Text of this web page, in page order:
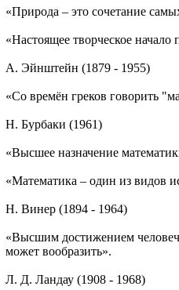
«Природа – это сочетание
«Настоящее творческое
А. Эйнштейн (1879 - 1955)
«Со времён греков говорить
Н. Бурбаки (1961)
«Высшее назначение
«Математика – один из видов
Н. Винер (1894 - 1964)
«Высшим достижением
может вообразить».
Л. Д. Ландау (1908 - 1968)